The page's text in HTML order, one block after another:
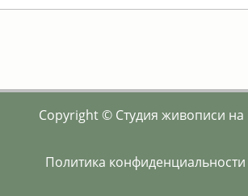
Copyright © Студия живописи на
Политика конфиденциальности